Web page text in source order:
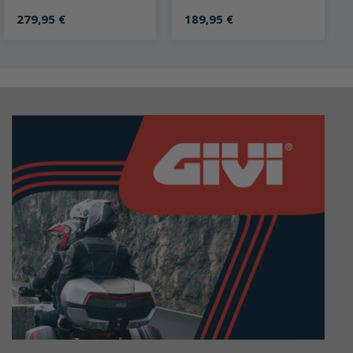
279,95 € 189,95 €
0 von 5 Sternen